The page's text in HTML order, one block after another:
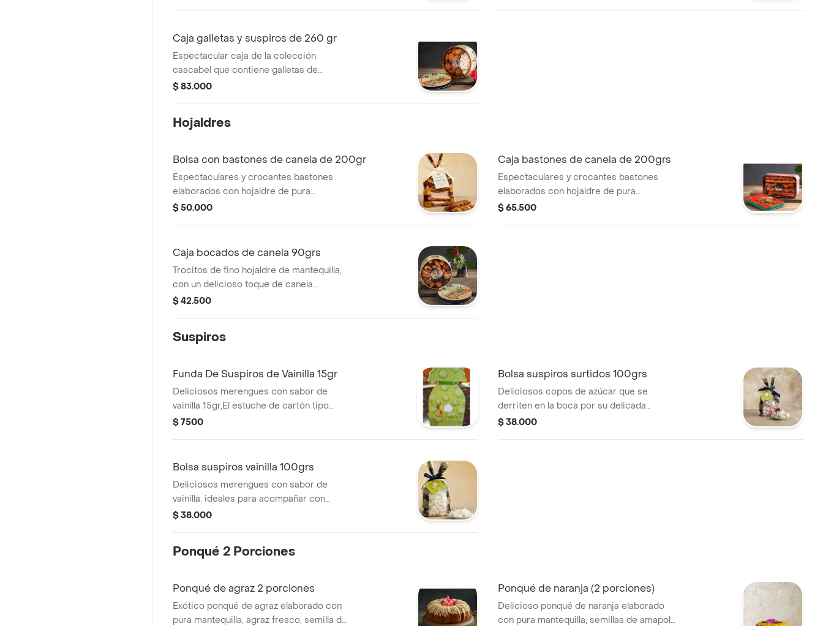
Caja galletas y suspiros de 260 gr
Espectacular caja de la colección
cascabel que contiene galletas de
mantequilla con chips de chocolate,
surtida es un regalo que con seguridad
queridos.presentacion caja de 260gr
$ 83.000
Hojaldres
Bolsa con bastones de canela de 200gr
Espectaculares y crocantes bastones
elaborados con hojaldre de pura
mantequilla y rellenos de canela y azúcar.
$ 50.000
Caja bastones de canela de 200grs
Espectaculares y crocantes bastones
elaborados con hojaldre de pura
mantequilla y rellenos de canela y azúcar.
$ 65.500
Caja bocados de canela 90grs
Trocitos de fino hojaldre de mantequilla,
con un delicioso toque de canela.
presentación estuche metálico de 90grs
$ 42.500
Suspiros
Funda De Suspiros de Vainilla 15gr
Deliciosos merengues con sabor de
vainilla 15gr,El estuche de cartón tipo
funda mide 16x9 cms
$ 7500
Bolsa suspiros surtidos 100grs
Deliciosos copos de azúcar que se
derriten en la boca por su delicada
textura. merengues perfectos con
$ 38.000
Bolsa suspiros vainilla 100grs
Deliciosos merengues con sabor de
vainilla. ideales para acompañar con
nuestras salsas o helados. presentación
$ 38.000
Ponqué 2 Porciones
Ponqué de agraz 2 porciones
Exótico ponqué de agraz elaborado con
pura mantequilla, agraz fresco, semilla de
Ponqué de naranja (2 porciones)
Delicioso ponqué de naranja elaborado
con pura mantequilla, semillas de amapola